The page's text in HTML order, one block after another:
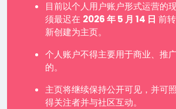
目前以个人用户账户形式运营的
须最迟在 2026 年 5 月 14 日 前
新创建为主页。
个人账户不得主要用于商业、推
的。
主页将继续保持公开可见，并可
得关注者并与社区互动。